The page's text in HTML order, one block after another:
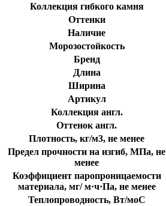
Коллекция гибкого камня
Оттенки
Наличие
Морозостойкость
Бренд
Длина
Ширина
Артикул
Коллекция англ.
Оттенок англ.
Плотность, кг/м3, не менее
Предел прочности на изгиб, МПа, не
менее
Коэффициент паропроницаемости
материала, мг/ м·ч·Па, не менее
Теплопроводность, Вт/моС